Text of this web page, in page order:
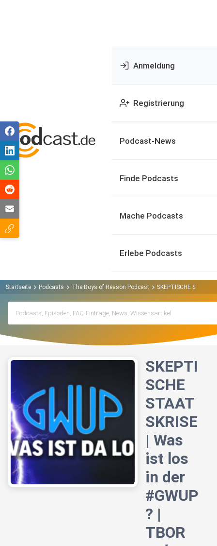
Anmeldung
Registrierung
Podcast-News
Finde Podcasts
Mache Podcasts
Erlebe Podcasts
Startseite Podcasts The Boys of Reason Podcast SKEPTISCHE
SKEPTI
SCHE
STAAT
SKRISE
| Was
ist los
in der
#GWUP
? |
TBOR